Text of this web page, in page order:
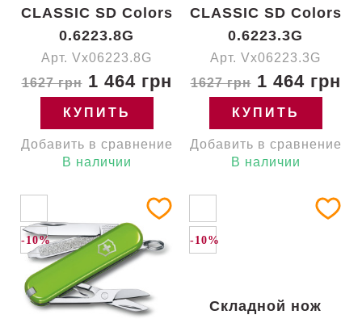
CLASSIC SD Colors
0.6223.8G
Арт. Vx06223.8G
1627 грн1 464 грн
КУПИТЬ
Добавить в сравнение
В наличии
CLASSIC SD Colors
0.6223.3G
Арт. Vx06223.3G
1627 грн1 464 грн
КУПИТЬ
Добавить в сравнение
В наличии
-10% -10%
Складной нож